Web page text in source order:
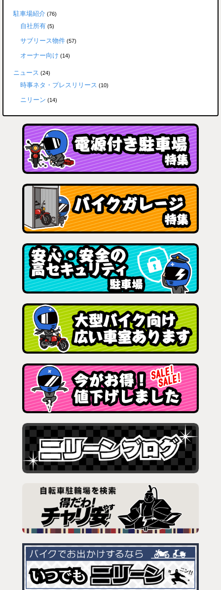
駐車場紹介 (76)
自社所有 (5)
サブリース物件 (57)
オーナー向け (14)
ニュース (24)
時事ネタ・プレスリリース (10)
ニリーン (14)